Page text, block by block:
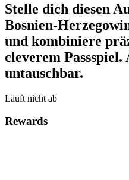
Stelle dich diesen
Bosnien-
und kombiniere
cleverem Passspiel.
untauschbar.
Läuft nicht ab
Rewards